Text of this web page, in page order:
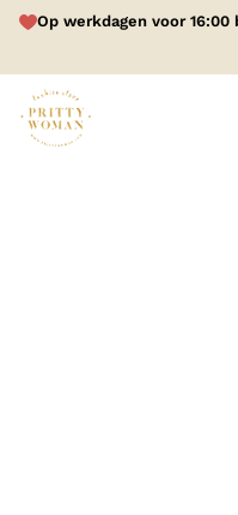
Op werkdagen voor